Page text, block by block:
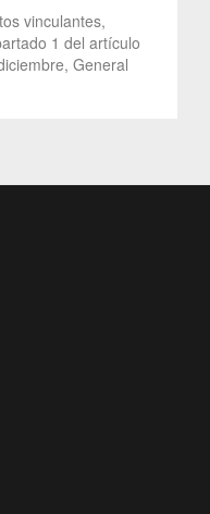
vinculantes,
1 del artículo
General